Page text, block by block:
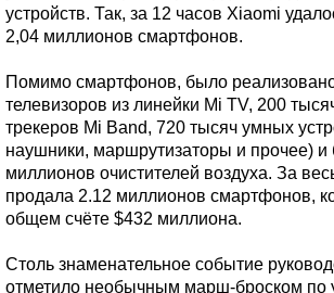
устройств. Так, за 12 часов Xiaomi
2,04 миллионов смартфонов.
Помимо смартфонов, было
телевизоров из линейки Mi TV, 200
трекеров Mi Band, 720 тысяч умных
наушники, маршрутизаторы и прочее) и
миллионов очистителей воздуха. За
продала 2.12 миллионов смартфонов,
общем счёте $432 миллиона.
Столь знаменательное событие
отметило необычным марш-броском по